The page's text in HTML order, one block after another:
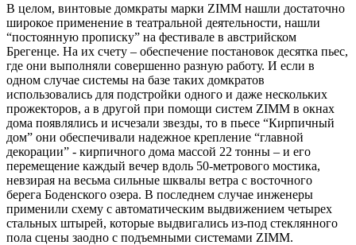
В целом, винтовые домкраты марки ZIMM нашли достаточно
широкое применение в театральной деятельности, нашли
“постоянную прописку” на фестивале в австрийском
Брегенце. На их счету – обеспечение постановок десятка пьес,
где они выполняли совершенно разную работу. И если в
одном случае системы на базе таких домкратов
использовались для подстройки одного и даже нескольких
прожекторов, а в другой при помощи систем ZIMM в окнах
дома появлялись и исчезали звезды, то в пьесе “Кирпичный
дом” они обеспечивали надежное крепление “главной
декорации” - кирпичного дома массой 22 тонны – и его
перемещение каждый вечер вдоль 50-метрового мостика,
невзирая на весьма сильные шквалы ветра с восточного
берега Боденского озера. В последнем случае инженеры
применили схему с автоматическим выдвижением четырех
стальных штырей, которые выдвигались из-под стеклянного
пола сцены заодно с подъемными системами ZIMM.